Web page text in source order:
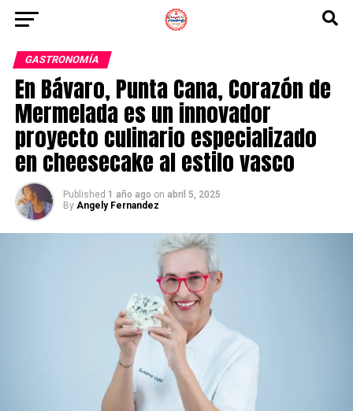
GASTRONOMÍA
En Bávaro, Punta Cana, Corazón de
Mermelada es un innovador
proyecto culinario especializado
en cheesecake al estilo vasco
Published 1 año ago on abril 5, 2025
By Angely Fernandez